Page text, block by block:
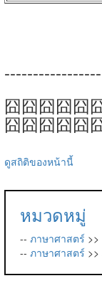
囧囧囧囧囧
囧囧囧囧囧
ดูสถิติของหน้านี้
หมวดหมู่
-- ภาษาศาสตร์ >>
-- ภาษาศาสตร์ >>